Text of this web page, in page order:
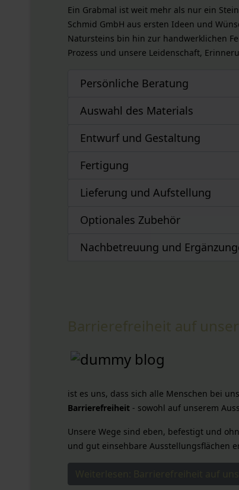
Ein Grabmal ist weit mehr als nur ein
Schmid GmbH aus ersten Ideen und
Natursteins bin hin zur handwerklichen
Prozess und unsere Leidenschaft,
Persönliche Beratung
Auswahl des Materials
Entwurf und Gestaltung
Fertigung
Lieferung und Aufstellung
Optionales Zubehör
Nachbetreuung und
Barrierefreiheit auf
ist es uns, dass sich alle Menschen bei
Barrierefreiheit - sowohl auf unserem
Unsere Wege sind eben, befestigt und
und gut einsehbare Ausstellungsflächen
Weiterlesen: Barrierefreiheit auf